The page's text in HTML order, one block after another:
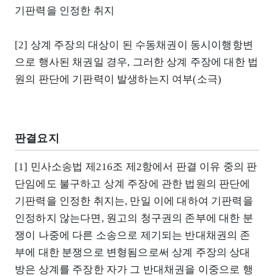
기판력을 인정한 취지
[2] 상계 주장의 대상이 된 수동채권이 동시이행항변
으로 행사된 채권일 경우, 그러한 상계 주장에 대한 법
원의 판단에 기판력이 발생하는지 여부(소극)
판결요지
[1] 민사소송법 제216조 제2항에서 판결 이유 중의 판
단임에도 불구하고 상계 주장에 관한 법원의 판단에
기판력을 인정한 취지는, 만일 이에 대하여 기판력을
인정하지 않는다면, 원고의 청구권의 존부에 대한 분
쟁이 나중에 다른 소송으로 제기되는 반대채권의 존
부에 대한 분쟁으로 변형됨으로써 상계 주장의 상대
방은 상계를 주장한 자가 그 반대채권을 이중으로 행